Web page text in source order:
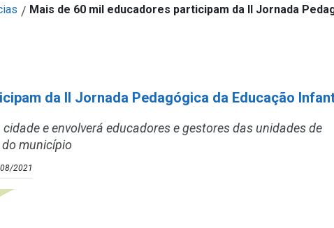
/ Mais de 60 mil educadores participam da II Jornada
da II Jornada Pedagógica da Educação
e envolverá educadores e gestores das unidades de
município
2021